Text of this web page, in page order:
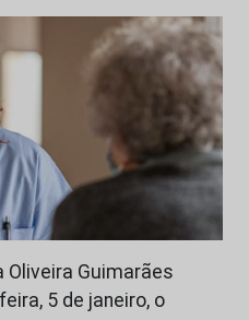
Oliveira Guimarães
5 de janeiro, o